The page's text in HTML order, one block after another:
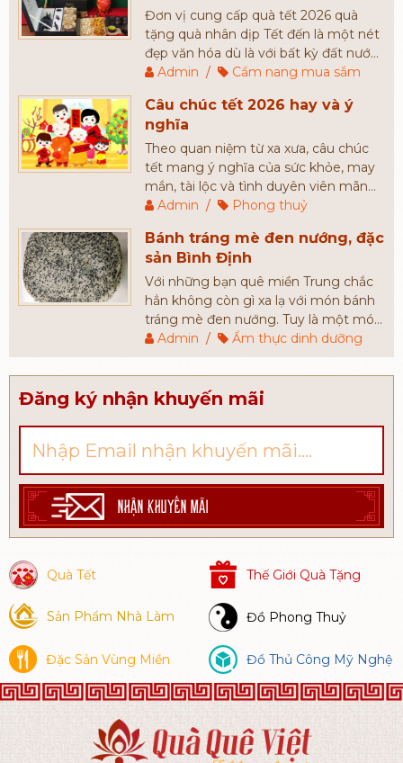
mẫu mã và giá thành
Đơn vị cung cấp quà tết 2026 quà
tặng quà nhân dịp Tết đến là một nét
đẹp văn hóa dù là với bất kỳ đất nước
nào, Quà Tết thế hiện cho một lời
Đó chính là lý do mà mỗi dịp năm
mới, người người nhà nhà luôn mong
muốn tìm kiếm những món quà tết
cao cấp, có giá cả phù hợp để tặng
người thân, bạn bè, đối tác,...
Admin / Cẩm nang mua sắm
Câu chúc tết 2026 hay và ý
nghĩa
Theo quan niệm từ xa xưa, câu chúc
tết mang ý nghĩa của sức khỏe, may
mắn, tài lộc và tình duyên viên mãn
cho người được chúc. Câu chúc càng
sẽ đem đến may mắn nhiều hơn cho
gia chủ.
Admin / Phong thuỷ
Bánh tráng mè đen nướng, đặc
sản Bình Định
Với những bạn quê miền Trung chắc
hẳn không còn gì xa lạ với món bánh
tráng mè đen nướng. Tuy là một món
ăn mang nét dân dã, bình dị nhưng
bánh tráng mè đen được rất nhiều
người yêu thích. Hầu hết những du
khách khi đến với Bình Định đều chọn
món bánh này để làm quà tặng người
thân, bạn bè.
Admin / Ẩm thực dinh dưỡng
Đăng ký nhận khuyến mãi
NHẬN KHUYẾN MÃI
Quà Tết Thế Giới Quà Tặng
Sản Phẩm Nhà Làm Đồ Phong Thuỷ
Đặc Sản Vùng Miền Đồ Thủ Công Mỹ Nghệ